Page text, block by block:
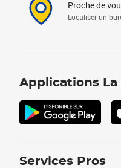
Proche de
Localiser un
Applications La
Services Pros